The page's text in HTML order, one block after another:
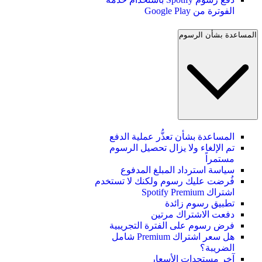
الفوترة من Google Play
المساعدة بشأن الرسوم
المساعدة بشأن تعذُّر عملية الدفع
تم الإلغاء ولا يزال تحصيل الرسوم
مستمراً
سياسة استرداد المبلغ المدفوع
فُرضت عليك رسوم ولكنك لا تستخدم
اشتراك Spotify Premium
تطبيق رسوم زائدة
دفعت الاشتراك مرتين
فرض رسوم على الفترة التجريبية
هل سعر اشتراك Premium شامل
الضريبة؟
آخر مستجدات الأسعار